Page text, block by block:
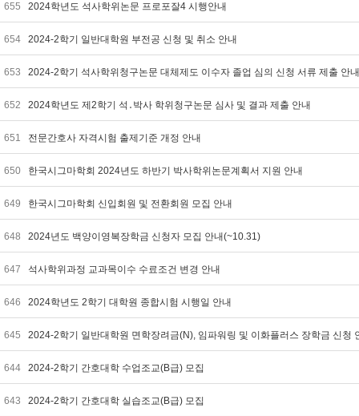
655 2024학년도 석사학위논문 프로포잘4 시행안내
654 2024-2학기 일반대학원 부전공 신청 및 취소 안내
653 2024-2학기 석사학위청구논문 대체제도 이수자 졸업 심의 신청 서류 제출 안
652 2024학년도 제2학기 석․박사 학위청구논문 심사 및 결과 제출 안내
651 전문간호사 자격시험 출제기준 개정 안내
650 한국시그마학회 2024년도 하반기 박사학위논문계획서 지원 안내
649 한국시그마학회 신입회원 및 전환회원 모집 안내
648 2024년도 백양이영복장학금 신청자 모집 안내(~10.31)
647 석사학위과정 교과목이수 수료조건 변경 안내
646 2024학년도 2학기 대학원 종합시험 시행일 안내
645 2024-2학기 일반대학원 면학장려금(N), 임파워링 및 이화플러스 장학금 신청
644 2024-2학기 간호대학 수업조교(B급) 모집
643 2024-2학기 간호대학 실습조교(B급) 모집